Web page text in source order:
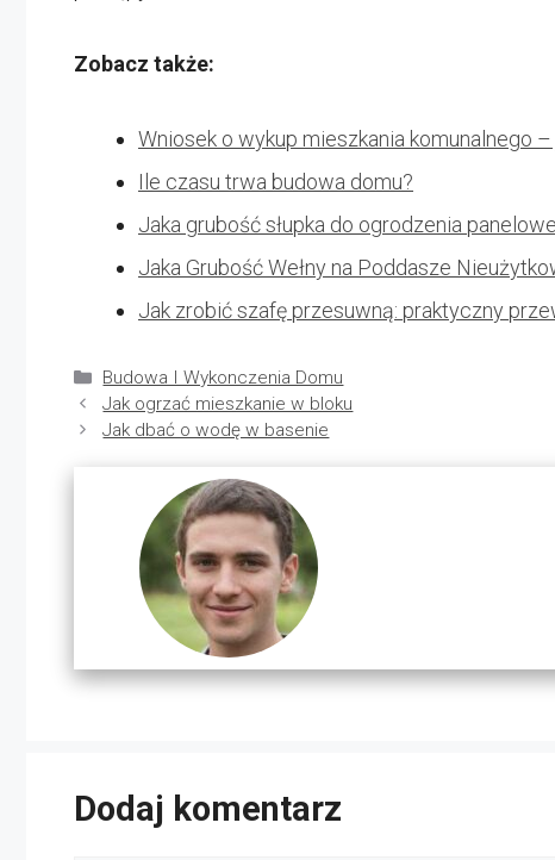
Zobacz także:
Wniosek o wykup mieszkania komunalnego
Ile czasu trwa budowa domu?
Jaka grubość słupka do ogrodzenia
Jaka Grubość Wełny na Poddasze
Jak zrobić szafę przesuwną: praktyczny
Kategorie
Budowa I Wykonczenia Domu
Jak ogrzać mieszkanie w bloku
Jak dbać o wodę w basenie
Dodaj komentarz